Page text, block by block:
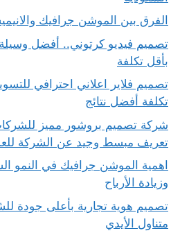
الفرق بين الموشن جرافيك
تصميم فيديو كرتوني.. أفضل
بأقل تكلفة
تصميم فلاير اعلاني احترافي
تكلفة أفضل نتائج
شركة تصميم بروشور مميز
تعريف مبسط وجيد عن الشركة
اهمية الموشن جرافيك في النمو
وزيادة الأرباح
تصميم هوية تجارية بأعلى جودة
متناول الأيدي